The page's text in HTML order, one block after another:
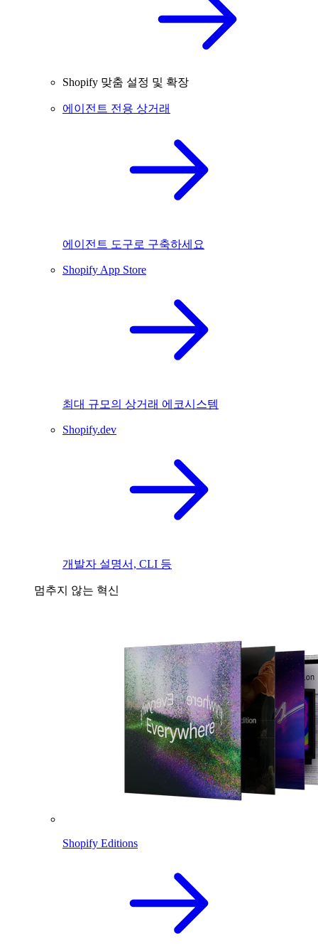
Shopify 맞춤 설정 및 확장
에이전트 전용 상거래
에이전트 도구로 구축하세요
Shopify App Store
최대 규모의 상거래 에코시스템
Shopify.dev
개발자 설명서, CLI 등
멈추지 않는 혁신
Shopify Editions